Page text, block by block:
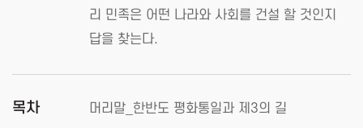
리 민족은 어떤 나라와 사회를 건설 할 것인지
답을 찾는다.
목차 머리말_한반도 평화통일과 제3의 길